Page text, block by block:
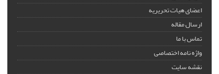
اعضای هیات تحریریه
ارسال مقاله
تماس با ما
واژه نامه اختصاصی
نقشه سایت